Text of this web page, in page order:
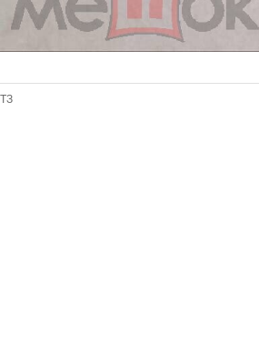
ТЗ